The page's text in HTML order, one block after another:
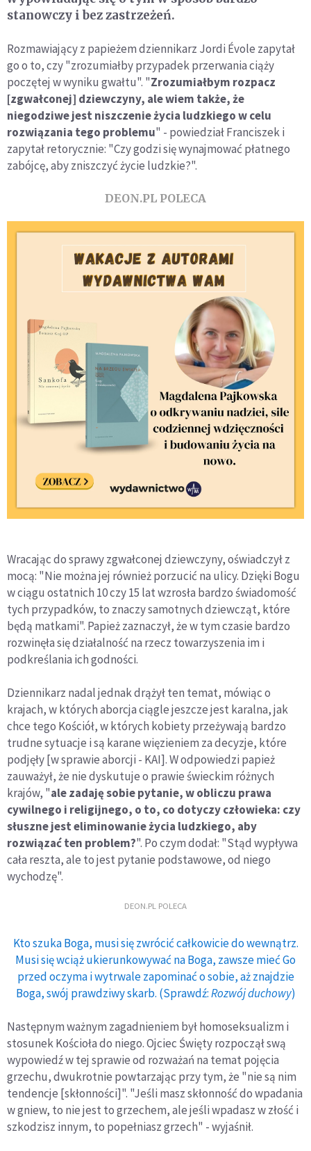
stanowczy i bez zastrzeżeń.
Rozmawiający z papieżem dziennikarz Jordi Évole zapytał
go o to, czy "zrozumiałby przypadek przerwania ciąży
poczętej w wyniku gwałtu". "Zrozumiałbym rozpacz
[zgwałconej] dziewczyny, ale wiem także, że
niegodziwe jest niszczenie życia ludzkiego w celu
rozwiązania tego problemu" - powiedział Franciszek i
zapytał retorycznie: "Czy godzi się wynajmować płatnego
zabójcę, aby zniszczyć życie ludzkie?".
DEON.PL POLECA
Wracając do sprawy zgwałconej dziewczyny, oświadczył z
mocą: "Nie można jej również porzucić na ulicy. Dzięki Bogu
w ciągu ostatnich 10 czy 15 lat wzrosła bardzo świadomość
tych przypadków, to znaczy samotnych dziewcząt, które
będą matkami". Papież zaznaczył, że w tym czasie bardzo
rozwinęła się działalność na rzecz towarzyszenia im i
podkreślania ich godności.
Dziennikarz nadal jednak drążył ten temat, mówiąc o
krajach, w których aborcja ciągle jeszcze jest karalna, jak
chce tego Kościół, w których kobiety przeżywają bardzo
trudne sytuacje i są karane więzieniem za decyzje, które
podjęły [w sprawie aborcji - KAI]. W odpowiedzi papież
zauważył, że nie dyskutuje o prawie świeckim różnych
krajów, "ale zadaję sobie pytanie, w obliczu prawa
cywilnego i religijnego, o to, co dotyczy człowieka: czy
słuszne jest eliminowanie życia ludzkiego, aby
rozwiązać ten problem?". Po czym dodał: "Stąd wypływa
cała reszta, ale to jest pytanie podstawowe, od niego
wychodzę".
DEON.PL POLECA
Kto szuka Boga, musi się zwrócić całkowicie do wewnątrz.
Musi się wciąż ukierunkowywać na Boga, zawsze mieć Go
przed oczyma i wytrwale zapominać o sobie, aż znajdzie
Boga, swój prawdziwy skarb. (Sprawdź:Rozwój duchowy)
Następnym ważnym zagadnieniem był homoseksualizm i
stosunek Kościoła do niego. Ojciec Święty rozpoczął swą
wypowiedź w tej sprawie od rozważań na temat pojęcia
grzechu, dwukrotnie powtarzając przy tym, że "nie są nim
tendencje [skłonności]". "Jeśli masz skłonność do wpadania
w gniew, to nie jest to grzechem, ale jeśli wpadasz w złość i
szkodzisz innym, to popełniasz grzech" - wyjaśnił.